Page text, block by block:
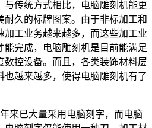
传统方式相比，电脑雕刻机能更
久的标牌图案。由于非标加工和
加工业务越来越多，而这些加工业
能完成，电脑雕刻机是目前能满足
数控设备。而且，各类装饰材料层
也越来越多，使得电脑雕刻机有了
已大量采用电脑刻字，而电脑